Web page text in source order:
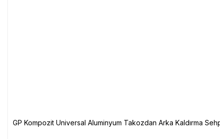
GP Kompozit Universal Aluminyum Takozdan Arka Kaldırma